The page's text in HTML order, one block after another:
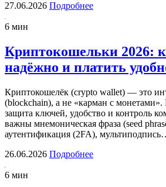
27.06.2026 Подробнее
6 мин
Криптокошельки 2026:
надёжно и платить
Криптокошелёк (crypto wallet) — это
(blockchain), а не «карман с
защита ключей, удобство и контроль
важны мнемоническая фраза (seed
аутентификация (2FA),
26.06.2026 Подробнее
6 мин